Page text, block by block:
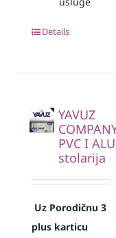
Details
YAVUZ
PVC I ALU
stolarija
Uz Porodičnu 3
plus karticu